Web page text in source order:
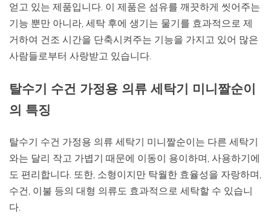
얻고 있는 제품입니다. 이 제품은 섬유를 깨끗하게 씻어주는
기능 뿐만 아니라, 세탁 후에 생기는 물기를 효과적으로 제
거하여 건조 시간을 단축시켜주는 기능을 가지고 있어 많은
사람들로부터 사랑받고 있습니다.
탈수기 수건 가정용 의류 세탁기 미니짤순이
의 특징
탈수기 수건 가정용 의류 세탁기 미니짤순이는 다른 세탁기
와는 달리 작고 가볍기 때문에 이동이 용이하며, 사용하기에
도 편리합니다. 또한, 소형이지만 탁월한 효율성을 자랑하며,
수건, 이불 등의 대형 의류도 효과적으로 세탁할 수 있습니
다.